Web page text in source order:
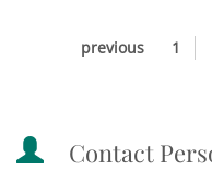
previous 1
Contact